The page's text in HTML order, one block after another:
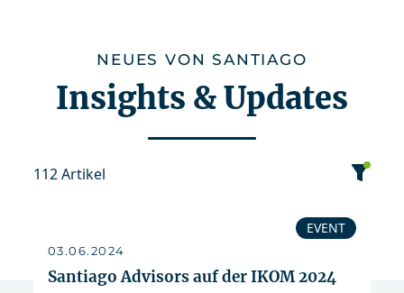
NEUES VON SANTIAGO
Insights & Updates
112 Artikel
Datum
EVENT
03.06.2024
Santiago Advisors auf der IKOM 2024